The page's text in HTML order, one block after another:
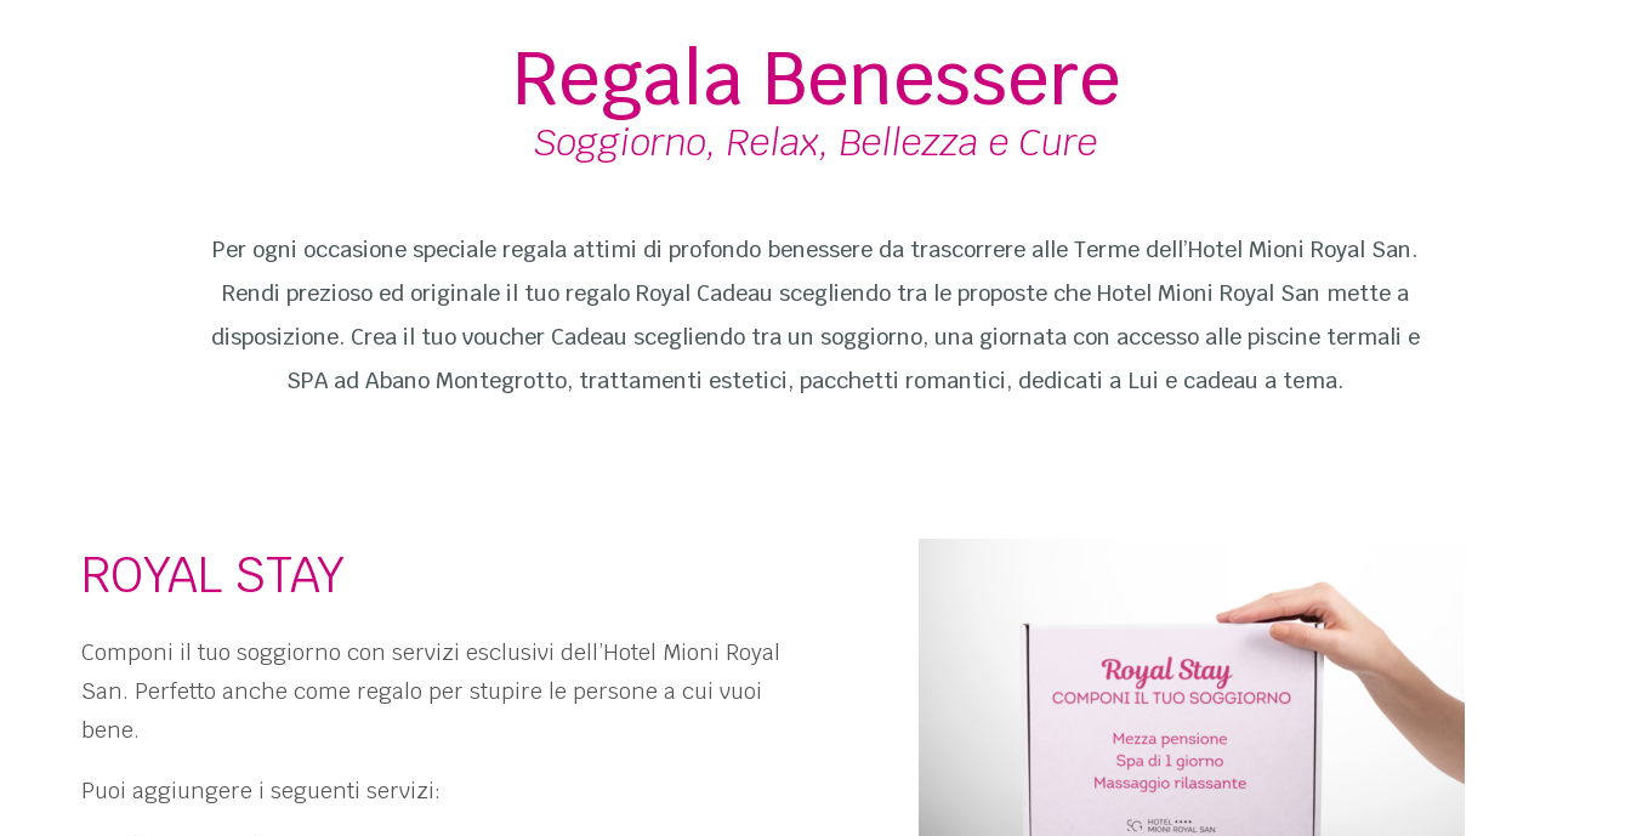
Regala Benessere
Soggiorno, Relax, Bellezza e Cure
Per ogni occasione speciale regala attimi di profondo benessere da trascorrere alle Terme dell’Hotel Mioni Royal San.
Rendi prezioso ed originale il tuo regalo Royal Cadeau scegliendo tra le proposte che Hotel Mioni Royal San mette a
disposizione. Crea il tuo voucher Cadeau scegliendo tra un soggiorno, una giornata con accesso alle piscine termali e
SPA ad Abano Montegrotto, trattamenti estetici, pacchetti romantici, dedicati a Lui e cadeau a tema.
ROYAL STAY
Componi il tuo soggiorno con servizi esclusivi dell’Hotel Mioni Royal
San. Perfetto anche come regalo per stupire le persone a cui vuoi
bene.
Puoi aggiungere i seguenti servizi: